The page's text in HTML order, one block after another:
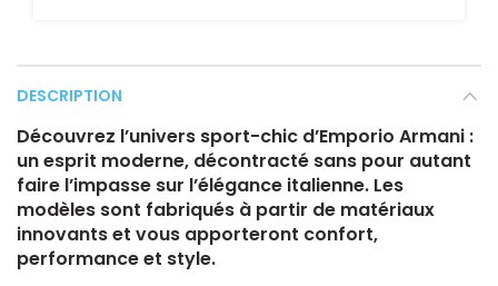
DESCRIPTION
Découvrez l’univers sport-chic d’Emporio Armani :
un esprit moderne, décontracté sans pour autant
faire l’impasse sur l’élégance italienne. Les
modèles sont fabriqués à partir de matériaux
innovants et vous apporteront confort,
performance et style.